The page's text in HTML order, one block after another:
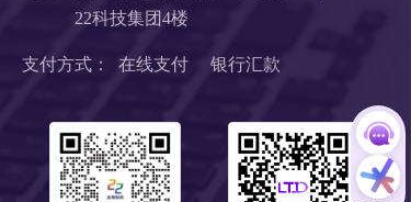
支付方式：  在线支付     银行汇款
22科技集团4楼